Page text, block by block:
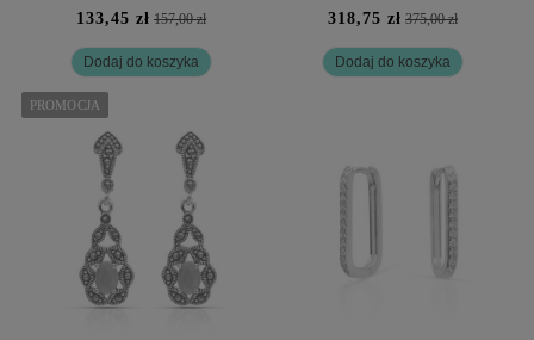
133,45 zł 157,00 zł
Dodaj do koszyka
318,75 zł 375,00 zł
Dodaj do koszyka
PROMOCJA